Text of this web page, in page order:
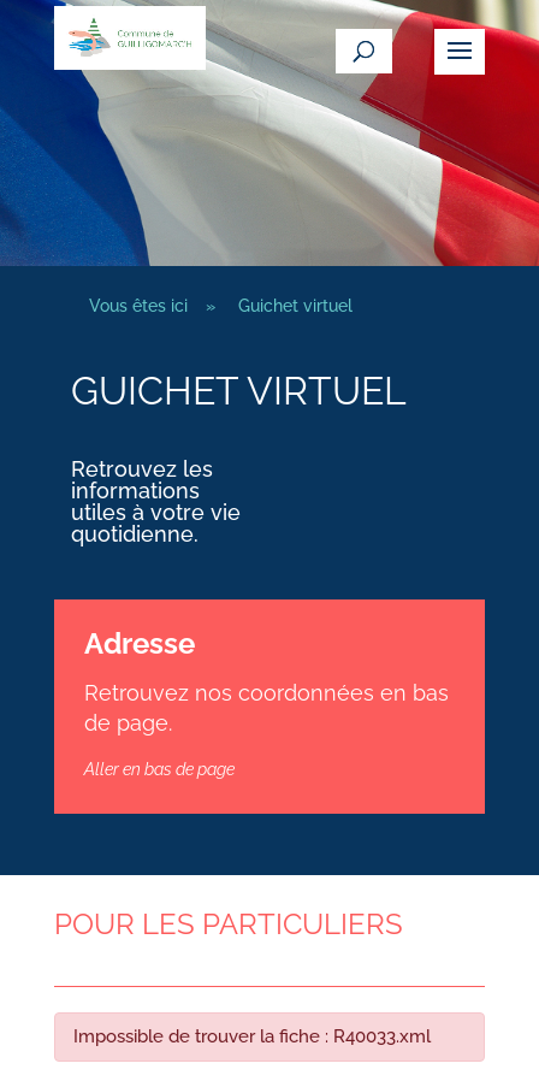
Vous êtes ici » Guichet virtuel
GUICHET VIRTUEL
Retrouvez les
informations
utiles à votre vie
quotidienne.
Adresse
Retrouvez nos coordonnées en bas
de page.
Aller en bas de page
POUR LES PARTICULIERS
Impossible de trouver la fiche : R40033.xml